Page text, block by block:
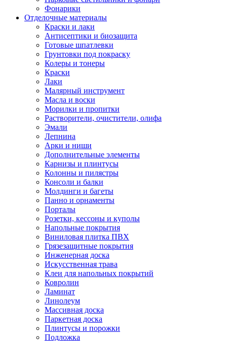
Фонарики
Отделочные материалы
Краски и лаки
Антисептики и биозащита
Готовые шпатлевки
Грунтовки под покраску
Колеры и тонеры
Краски
Лаки
Малярный инструмент
Масла и воски
Морилки и пропитки
Растворители, очистители, олифа
Эмали
Лепнина
Арки и ниши
Дополнительные элементы
Карнизы и плинтусы
Колонны и пилястры
Консоли и балки
Молдинги и багеты
Панно и орнаменты
Порталы
Розетки, кессоны и куполы
Напольные покрытия
Виниловая плитка ПВХ
Грязезащитные покрытия
Инженерная доска
Искусственная трава
Клеи для напольных покрытий
Ковролин
Ламинат
Линолеум
Массивная доска
Паркетная доска
Плинтусы и порожки
Подложка